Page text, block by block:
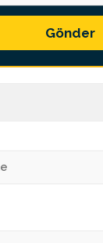
Gönder